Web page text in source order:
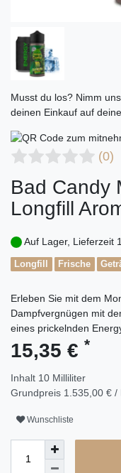
Musst du los? Nimm
deinen Einkauf auf
(0)
Bad Candy
Longfill
Auf Lager, Lieferzeit
Longfill Frische
Erleben Sie mit dem
Dampfvergnügen mit
eines prickelnden
15,35 € *
Inhalt 10 Milliliter
Grundpreis 1.535,00 € /
Wunschliste